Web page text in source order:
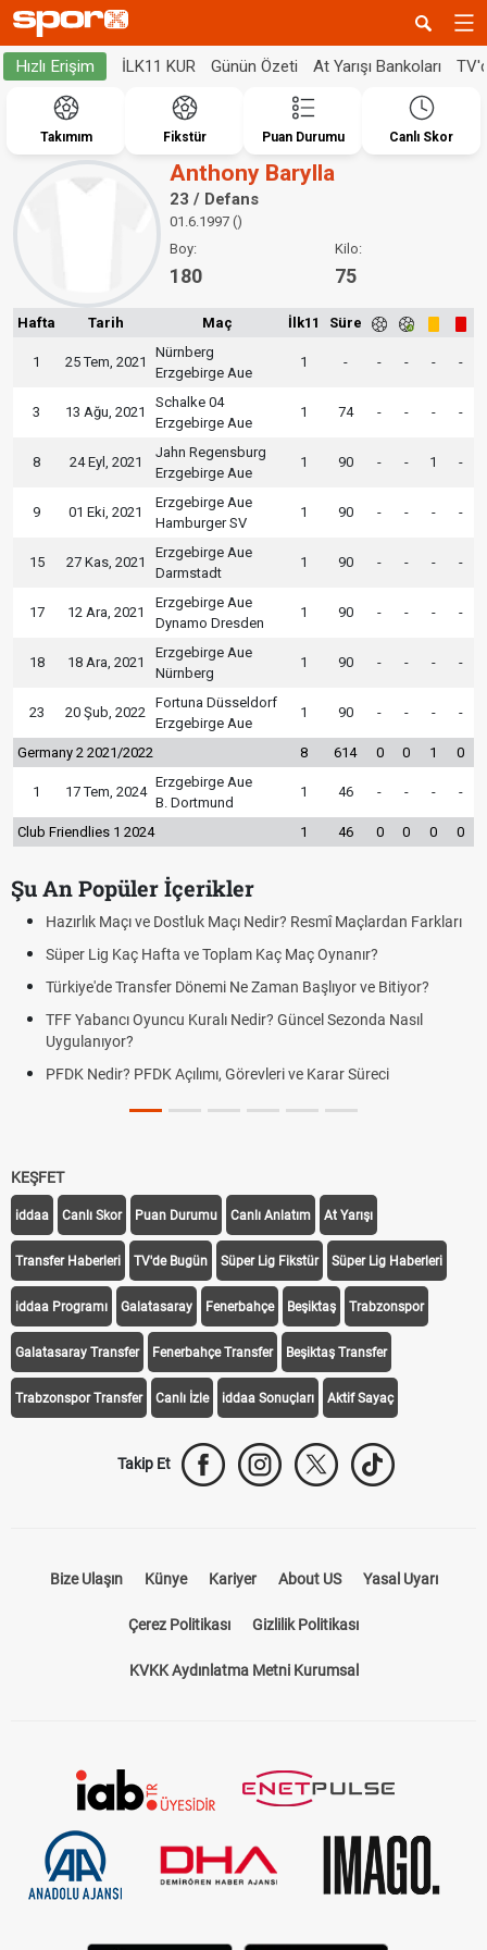
Hızlı Erişim İLK11 KUR Günün Özeti At Yarışı Bankoları
Takımım Fikstür Puan Durumu Canlı Skor
Anthony Barylla
23 / Defans
01.6.1997 ()
Boy:
180
Kilo:
75
Hafta Tarih Maç İlk11 Süre
1 25 Tem, 2021
Nürnberg
Erzgebirge Aue
1 - - - - -
3 13 Ağu, 2021
Schalke 04
Erzgebirge Aue
1 74 - - - -
8 24 Eyl, 2021
Jahn Regensburg
Erzgebirge Aue
1 90 - - 1 -
9 01 Eki, 2021
Erzgebirge Aue
Hamburger SV
1 90 - - - -
15 27 Kas, 2021
Erzgebirge Aue
Darmstadt
1 90 - - - -
17 12 Ara, 2021
Erzgebirge Aue
Dynamo Dresden
1 90 - - - -
18 18 Ara, 2021
Erzgebirge Aue
Nürnberg
1 90 - - - -
23 20 Şub, 2022
Fortuna Düsseldorf
Erzgebirge Aue
1 90 - - - -
Germany 2 2021/2022 8 614 0 0 1 0
1 17 Tem, 2024
Erzgebirge Aue
B. Dortmund
1 46 - - - -
Club Friendlies 1 2024 1 46 0 0 0 0
Şu An Popüler İçerikler
Hazırlık Maçı ve Dostluk Maçı Nedir? Resmî Maçlardan Farkları
Süper Lig Kaç Hafta ve Toplam Kaç Maç Oynanır?
Türkiye'de Transfer Dönemi Ne Zaman Başlıyor ve Bitiyor?
TFF Yabancı Oyuncu Kuralı Nedir? Güncel Sezonda Nasıl
Uygulanıyor?
PFDK Nedir? PFDK Açılımı, Görevleri ve Karar Süreci
KEŞFET
iddaa Canlı Skor Puan Durumu Canlı Anlatım At Yarışı
Transfer Haberleri TV'de Bugün Süper Lig Fikstür Süper Lig Haberleri
iddaa Programı Galatasaray Fenerbahçe Beşiktaş Trabzonspor
Galatasaray Transfer Fenerbahçe Transfer Beşiktaş Transfer
Trabzonspor Transfer Canlı İzle iddaa Sonuçları Aktif Sayaç
Takip Et
Bize Ulaşın Künye Kariyer About US Yasal Uyarı
Çerez Politikası Gizlilik Politikası
KVKK Aydınlatma Metni Kurumsal